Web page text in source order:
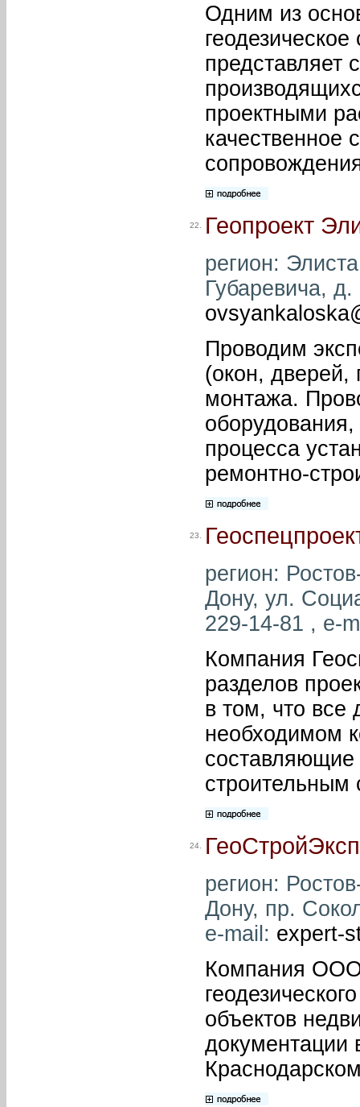
Одним из
представляет
проектными
качественное
22. Геопроект
регион:
Губаревича,
Проводим
(окон, дверей,
монтажа.
процесса
ремонтно-
23.
регион:
Дону, ул.
229-14-81 , e-
Компания
разделов
в том, что все
необходимом
составляющие
строительным
24.
регион:
Дону, пр.
e-mail: expert-
Компания ООО
объектов
документации